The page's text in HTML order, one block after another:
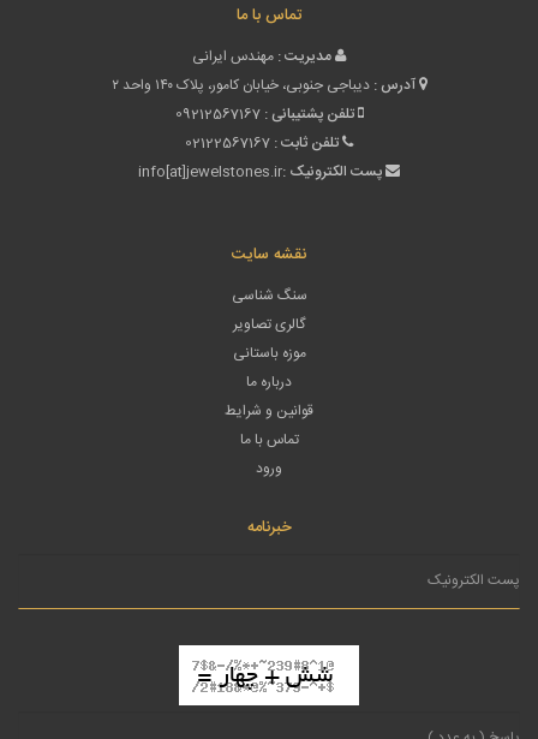
تماس با ما
مدیریت : مهندس ایرانی
آدرس : دیباجی جنوبی، خیابان کامور، پلاک ۱۴۰ واحد ۲
تلفن پشتیبانی : 09212567167
تلفن ثابت : 02122567167
پست الکترونیک :info[at]jewelstones.ir
نقشه سایت
سنگ شناسی
گالری تصاویر
موزه باستانی
درباره ما
قوانین و شرایط
تماس با ما
ورود
خبرنامه